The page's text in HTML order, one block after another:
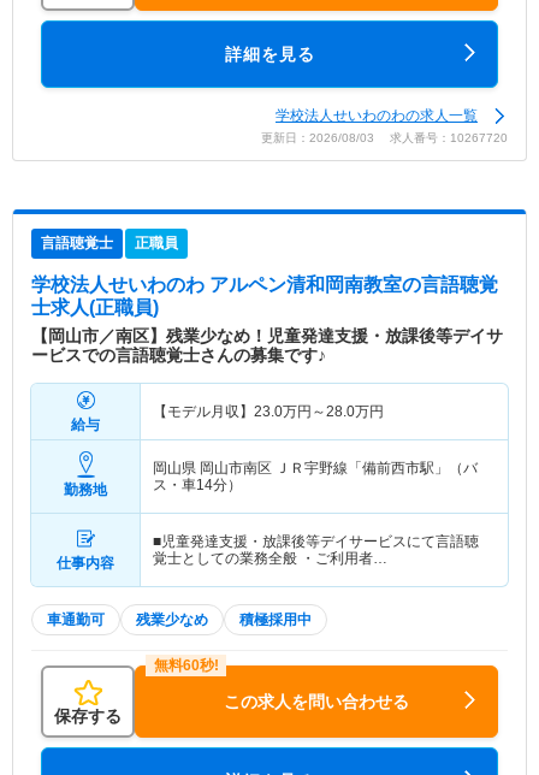
詳細を見る
学校法人せいわのわの求人一覧
更新日：2026/08/03 求人番号：10267720
言語聴覚士 正職員
学校法人せいわのわ アルペン清和岡南教室の言語聴覚
士求人(正職員)
【岡山市／南区】残業少なめ！児童発達支援・放課後等デイサ
ービスでの言語聴覚士さんの募集です♪
給与
【モデル月収】 23.0万円～28.0万円
勤務地
岡山県 岡山市南区
ＪＲ宇野線「備前西市駅」（バ
ス・車14分）
仕事内容
■児童発達支援・放課後等デイサービスにて言語聴
覚士としての業務全般 ・ご利用者…
車通勤可 残業少なめ 積極採用中
保存する
この求人を問い合わせる